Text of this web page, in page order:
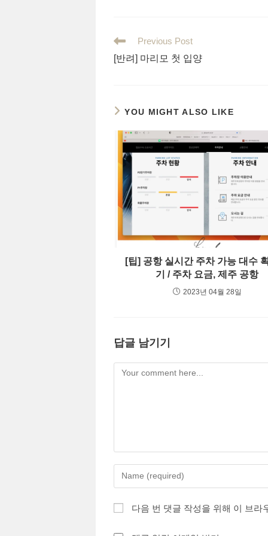
Read
articles
Previous Post
[반려] 마리모 첫 입양
YOU MIGHT ALSO LIKE
[팁] 공항 실시간 주차 가능 대수
기 / 주차 요금, 제주 공항
2023년 04월 28일
답글 남기기
Comment
Enter
your
or
다음 번 댓글 작성을 위해 이 브라